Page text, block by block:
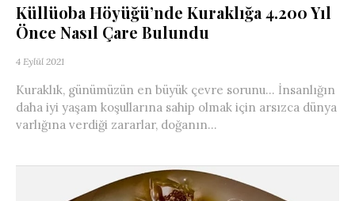
Küllüoba Höyüğü’nde Kuraklığa 4.200 Yıl
Önce Nasıl Çare Bulundu
4 Eylül 2021
Kuraklık, günümüzün en büyük çevre sorunu… İnsanlığın
daha iyi yaşam koşullarına sahip olmak için arsızca dünya
varlığına verdiği zararlar, doğanın...